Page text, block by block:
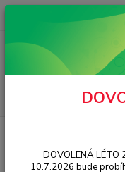
Chat / Online podpora - 24/7
DOVOLENÁ
10.7.2026 bude